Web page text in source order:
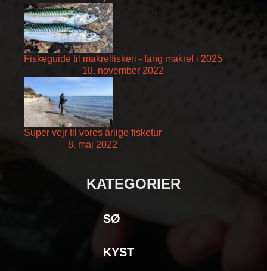
Fiskeguide til makrelfiskeri - fang makrel i 2025
18. november 2022
Super vejr til vores årlige fisketur
8. maj 2022
KATEGORIER
SØ
KYST